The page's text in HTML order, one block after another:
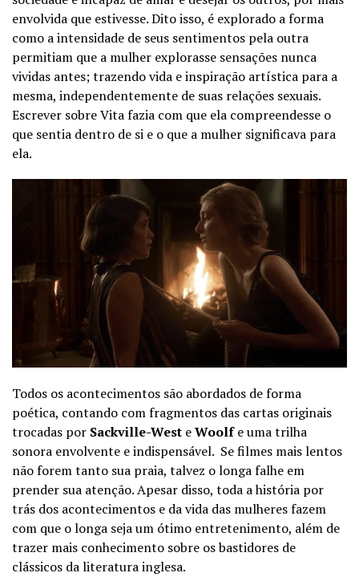
envolvida que estivesse. Dito isso, é explorado a forma
como a intensidade de seus sentimentos pela outra
permitiam que a mulher explorasse sensações nunca
vividas antes; trazendo vida e inspiração artística para a
mesma, independentemente de suas relações sexuais.
Escrever sobre Vita fazia com que ela compreendesse o
que sentia dentro de si e o que a mulher significava para
ela.
Todos os acontecimentos são abordados de forma
poética, contando com fragmentos das cartas originais
trocadas por Sackville-West eWoolfe uma trilha
sonora envolvente e indispensável. Se filmes mais lentos
não forem tanto sua praia, talvez o longa falhe em
prender sua atenção. Apesar disso, toda a história por
trás dos acontecimentos e da vida das mulheres fazem
com que o longa seja um ótimo entretenimento, além de
trazer mais conhecimento sobre os bastidores de
clássicos da literatura inglesa.